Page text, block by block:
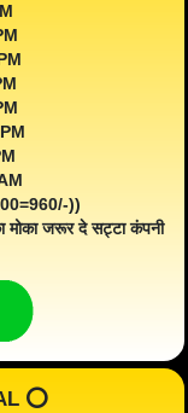
))
मोका जरूर दे सट्टा कंपनी
⭕️